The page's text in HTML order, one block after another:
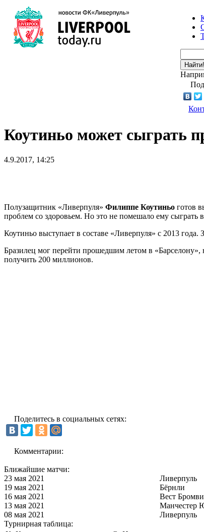
Найти!
Коутиньо может сыграть
4.9.2017, 14:25
Полузащитник «Ливерпуля» Филиппе Коутиньо готов
проблем со здоровьем. Но это не помешало ему сыграть
Коутиньо выступает в составе «Ливерпуля» с 2013 года.
Бразилец мог перейти прошедшим летом в «Барселону»,
получить 200 миллионов.
Поделитесь в социальных сетях:
Комментарии:
Ближайшие матчи:
23 мая 2021
Ливерпуль
19 мая 2021
Бёрнли
16 мая 2021
Вест
13 мая 2021
Манчестер
08 мая 2021
Ливерпуль
Турнирная таблица: